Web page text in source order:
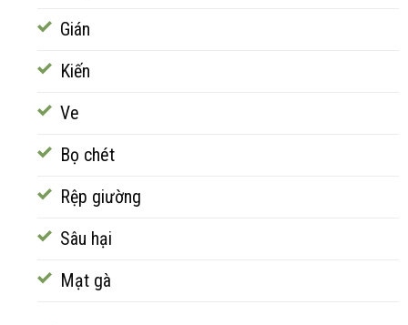
Gián
Kiến
Ve
Bọ chét
Rệp giường
Sâu hại
Mạt gà